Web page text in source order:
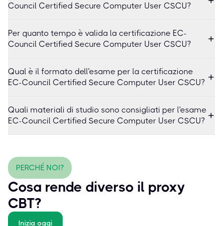
Council Certified Secure Computer User CSCU?
Per quanto tempo è valida la certificazione EC-
Council Certified Secure Computer User CSCU?
Qual è il formato dell'esame per la certificazione
EC-Council Certified Secure Computer User CSCU?
Quali materiali di studio sono consigliati per l'esame
EC-Council Certified Secure Computer User CSCU?
PERCHÉ NOI?
Cosa rende diverso il proxy
CBT?
Inizia oggi